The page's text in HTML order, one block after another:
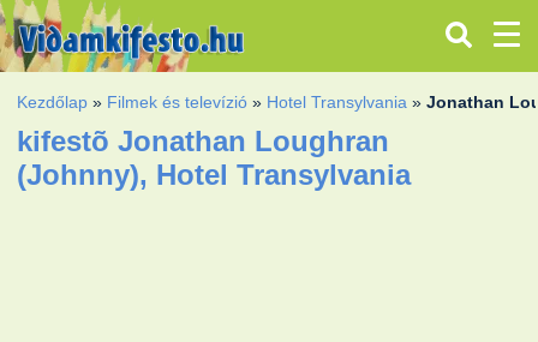
Kezdőlap » Filmek és televízió » Hotel Transylvania »Jonathan
kifestõ Jonathan Loughran
(Johnny), Hotel Transylvania